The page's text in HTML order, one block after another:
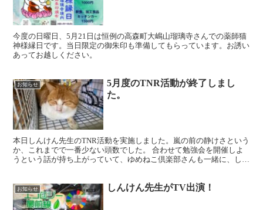
今度の日曜日、5月21日は恒例の高森町大嶋山瑠璃寺さんでの薬師猫
神様縁日です。当日限定の御朱印も準備してもらっています。お誘い
あってお越しください。
お知らせ
5月度のTNR活動が終了しまし
た。
本日しんけん先生のTNR活動を実施しました。嵐の前の静けさという
か、これまでで一番少ない頭数でした。 合わせて勉強会を開催しよ
うという話が持ち上がっていて、ゆめねこ倶楽部さんも一緒に、しん
お知らせ しんけん先生がTV出演！